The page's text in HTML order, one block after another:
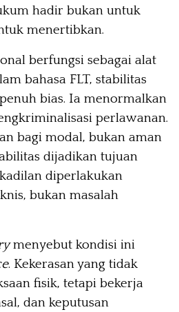
hadir bukan untuk
menertibkan.
berfungsi sebagai alat
bahasa FLT, stabilitas
bias. Ia menormalkan
perlawanan.
bagi modal, bukan aman
dijadikan tujuan
diperlakukan
bukan masalah
menyebut kondisi ini
. Kekerasan yang tidak
fisik, tetapi bekerja
dan keputusan